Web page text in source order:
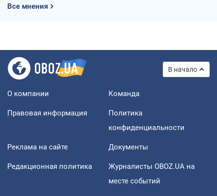
Все мнения
В начало
О компании Команда
Правовая информация
Политика
конфиденциальности
Реклама на сайте Документы
Редакционная политика
Журналисты OBOZ.UA на
месте событий